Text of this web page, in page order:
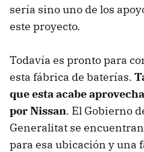
sería sino uno de los
este proyecto.
Todavía es pronto para
esta fábrica de baterías.
que esta acabe
por Nissan. El Gobierno
Generalitat se
para esa ubicación y una